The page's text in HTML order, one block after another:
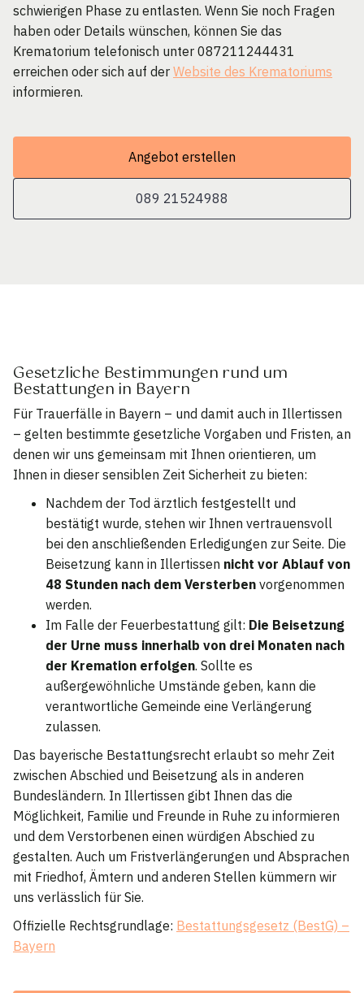
schwierigen Phase zu entlasten. Wenn Sie noch Fragen
haben oder Details wünschen, können Sie das
Krematorium telefonisch unter 087211244431
erreichen oder sich auf der Website des Krematoriums
informieren.
Angebot erstellen
089 21524988
Gesetzliche Bestimmungen rund um
Bestattungen in Bayern
Für Trauerfälle in Bayern – und damit auch in Illertissen
– gelten bestimmte gesetzliche Vorgaben und Fristen, an
denen wir uns gemeinsam mit Ihnen orientieren, um
Ihnen in dieser sensiblen Zeit Sicherheit zu bieten:
Nachdem der Tod ärztlich festgestellt und
bestätigt wurde, stehen wir Ihnen vertrauensvoll
bei den anschließenden Erledigungen zur Seite. Die
Beisetzung kann in Illertissen nicht vor Ablauf von
48 Stunden nach dem Versterben vorgenommen
werden.
Im Falle der Feuerbestattung gilt: Die Beisetzung
der Urne muss innerhalb von drei Monaten nach
der Kremation erfolgen. Sollte es
außergewöhnliche Umstände geben, kann die
verantwortliche Gemeinde eine Verlängerung
zulassen.
Das bayerische Bestattungsrecht erlaubt so mehr Zeit
zwischen Abschied und Beisetzung als in anderen
Bundesländern. In Illertissen gibt Ihnen das die
Möglichkeit, Familie und Freunde in Ruhe zu informieren
und dem Verstorbenen einen würdigen Abschied zu
gestalten. Auch um Fristverlängerungen und Absprachen
mit Friedhof, Ämtern und anderen Stellen kümmern wir
uns verlässlich für Sie.
Offizielle Rechtsgrundlage: Bestattungsgesetz (BestG) –
Bayern